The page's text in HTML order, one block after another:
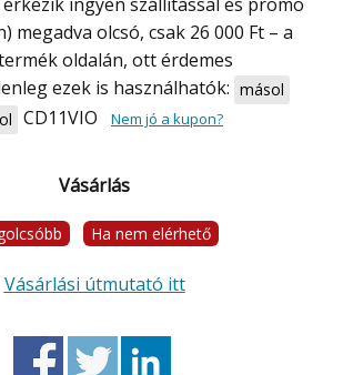
megadva olcsó, csak 26 000 Ft – a
oldalán, ott érdemes
ezek is használhatók: másol
CD11VIO Nem jó a kupon?
Vásárlás
Ha nem elérhető
Vásárlási útmutató itt